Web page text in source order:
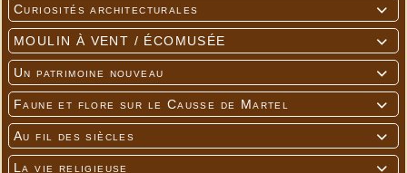

Curiosités architecturales

MOULIN À VENT / ÉCOMUSÉE

Un patrimoine nouveau

Faune et flore sur le Causse de Martel

Au fil des siècles

La vie religieuse